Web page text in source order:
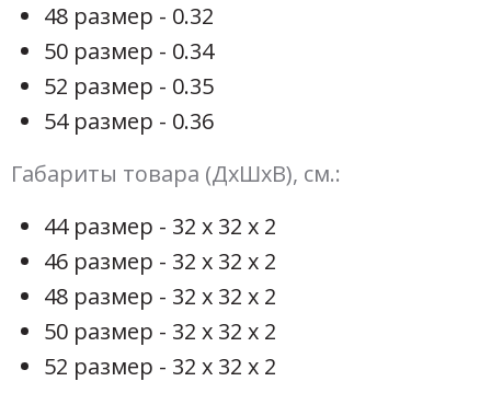
48 размер - 0.32
50 размер - 0.34
52 размер - 0.35
54 размер - 0.36
Габариты товара (ДхШхВ), см.:
44 размер - 32 х 32 х 2
46 размер - 32 х 32 х 2
48 размер - 32 х 32 х 2
50 размер - 32 х 32 х 2
52 размер - 32 х 32 х 2